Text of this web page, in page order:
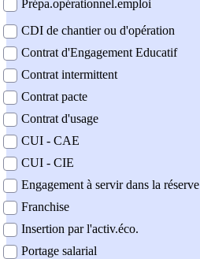
Prépa.opérationnel.emploi
CDI de chantier ou d'opération
Contrat d'Engagement Educatif
Contrat intermittent
Contrat pacte
Contrat d'usage
CUI - CAE
CUI - CIE
Engagement à servir dans la réserve
Franchise
Insertion par l'activ.éco.
Portage salarial